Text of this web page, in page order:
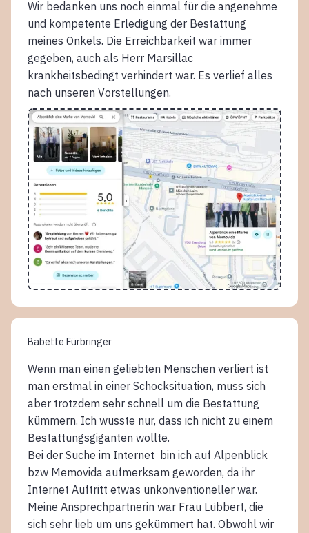
Wir bedanken uns noch einmal für die angenehme
und kompetente Erledigung der Bestattung
meines Onkels. Die Erreichbarkeit war immer
gegeben, auch als Herr Marsillac
krankheitsbedingt verhindert war. Es verlief alles
nach unseren Vorstellungen.
Babette Fürbringer
Wenn man einen geliebten Menschen verliert ist
man erstmal in einer Schocksituation, muss sich
aber trotzdem sehr schnell um die Bestattung
kümmern. Ich wusste nur, dass ich nicht zu einem
Bestattungsgiganten wollte.
Bei der Suche im Internet bin ich auf Alpenblick
bzw Memovida aufmerksam geworden, da ihr
Internet Auftritt etwas unkonventioneller war.
Meine Ansprechpartnerin war Frau Lübbert, die
sich sehr lieb um uns gekümmert hat. Obwohl wir